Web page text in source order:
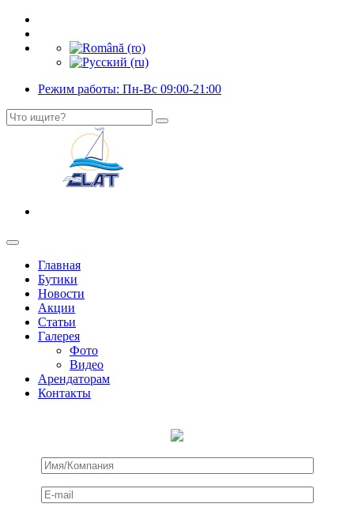
Режим работы: Пн-Вс 09:00-21:00
Главная
Бутики
Новости
Акции
Статьи
Галерея
Фото
Видео
Арендаторам
Контакты